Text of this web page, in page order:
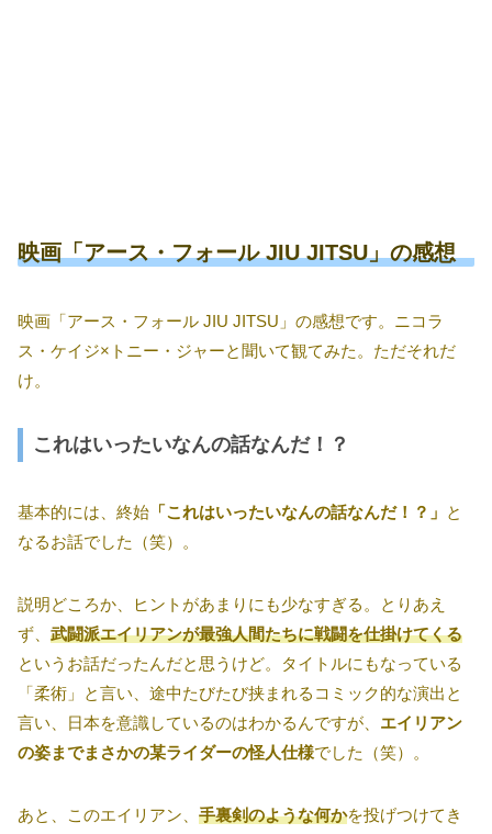
映画「アース・フォール JIU JITSU」の感想
映画「アース・フォール JIU JITSU」の感想です。ニコラ
ス・ケイジ×トニー・ジャーと聞いて観てみた。ただそれだ
け。
これはいったいなんの話なんだ！？
基本的には、終始 「これはいったいなんの話なんだ！？」 と
なるお話でした（笑）。
説明どころか、ヒントがあまりにも少なすぎる。とりあえ
ず、 武闘派エイリアンが最強人間たちに戦闘を仕掛けてくる
というお話だったんだと思うけど。タイトルにもなっている
「柔術」と言い、途中たびたび挟まれるコミック的な演出と
言い、日本を意識しているのはわかるんですが、 エイリアン
の姿までまさかの某ライダーの怪人仕様でした（笑）。
あと、このエイリアン、 手裏剣のような何かを投げつけてき